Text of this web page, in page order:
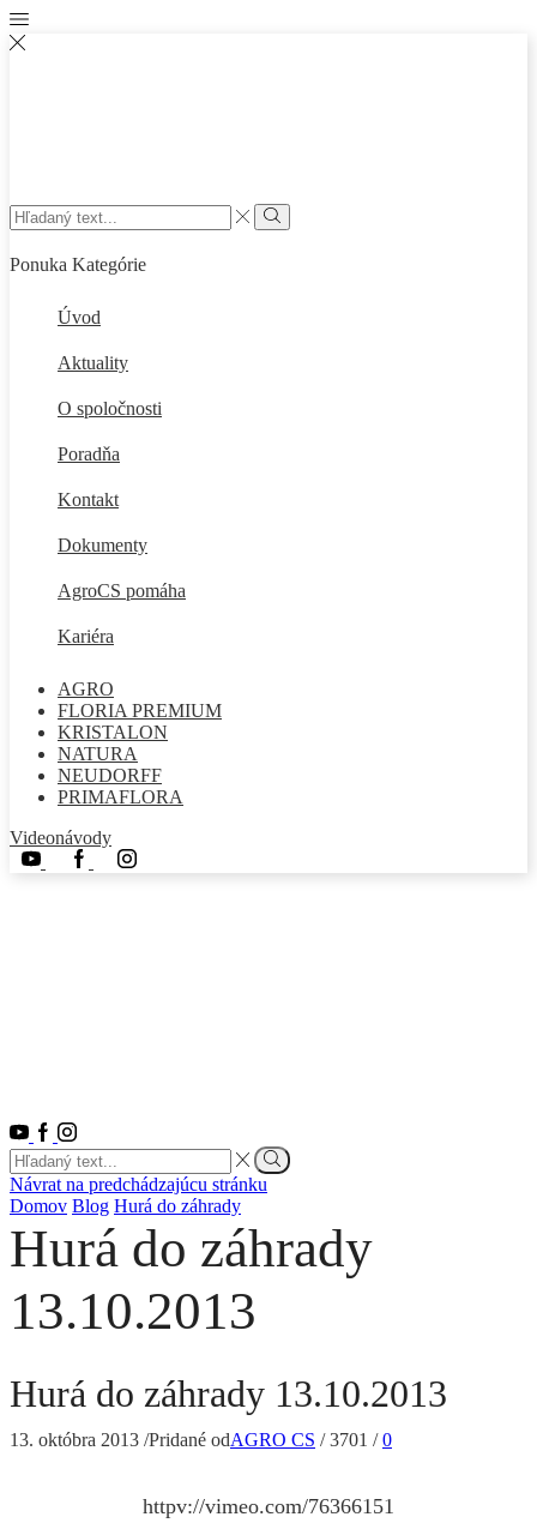
Search
input
Vyhľadať
Ponuka Kategórie
Úvod
Aktuality
O spoločnosti
Poradňa
Kontakt
Dokumenty
AgroCS pomáha
Kariéra
AGRO
FLORIA PREMIUM
KRISTALON
NATURA
NEUDORFF
PRIMAFLORA
Videonávody
YoutubeFacebookInstagram
Youtube
Facebook
Instagram
Search
input
Vyhľadať
Návrat na predchádzajúcu stránku
Domov Blog Hurá do záhrady
Hurá do záhrady
13.10.2013
Hurá do záhrady 13.10.2013
13. októbra 2013 /Pridané odAGRO CS / 3701 / 0
httpv://vimeo.com/76366151